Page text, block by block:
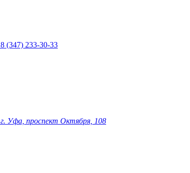
8 (347) 233-30-33
г. Уфа, проспект Октября, 108